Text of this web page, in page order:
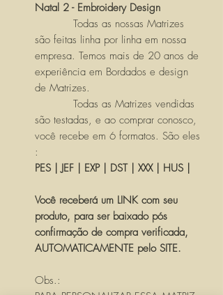
Natal 2 - Embroidery Design
Todas as nossas Matrizes
são feitas linha por linha em nossa
empresa. Temos mais de 20 anos de
experiência em Bordados e design
de Matrizes.
Todas as Matrizes vendidas
são testadas, e ao comprar conosco,
você recebe em 6 formatos. São eles
:
PES | JEF | EXP | DST | XXX | HUS |
Você receberá um LINK com seu
produto, para ser baixado pós
confirmação de compra verificada,
AUTOMATICAMENTE pelo SITE.
Obs.: